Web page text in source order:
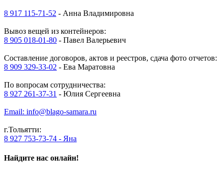
8 917 115-71-52 - Анна Владимировна
Вывоз вещей из контейнеров:
8 905 018-01-80 - Павел Валерьевич
Составление договоров, актов и реестров, сдача фото отчетов:
8 909 329-33-02 - Ева Маратовна
По вопросам сотрудничества:
8 927 261-37-31 - Юлия Сергеевна
Email: info@blago-samara.ru
г.Тольятти:
8 927 753-73-74 - Яна
Найдите нас онлайн!